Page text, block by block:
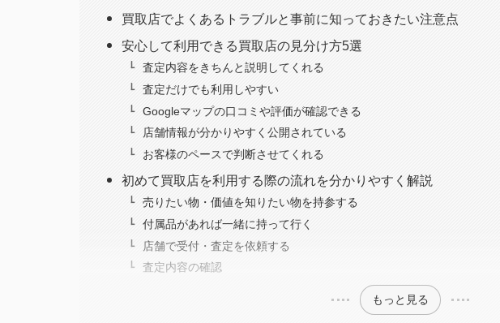
買取店でよくあるトラブルと事前に知っておきたい注意点
安心して利用できる買取店の見分け方5選
査定内容をきちんと説明してくれる
査定だけでも利用しやすい
Googleマップの口コミや評価が確認できる
店舗情報が分かりやすく公開されている
お客様のペースで判断させてくれる
初めて買取店を利用する際の流れを分かりやすく解説
売りたい物・価値を知りたい物を持参する
付属品があれば一緒に持って行く
店舗で受付・査定を依頼する
査定内容の確認
もっと見る